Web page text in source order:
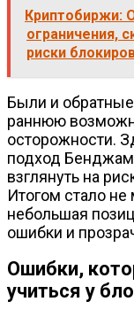
Криптобиржи:
ограничения,
риски
Были и
раннюю
осторожности.
подход
взглянуть на
Итогом стало не
небольшая
ошибки и
Ошибки,
учиться у